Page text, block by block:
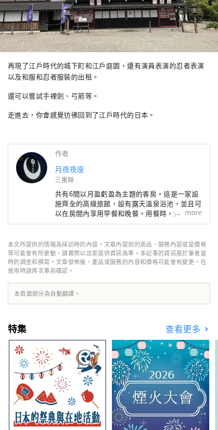
再現了江戶時代的城下町和江戶庭園，還有演員表演的忍者表演
以及和服和忍者服裝的出租。
還可以嘗試手裡劍、弓箭等。
走進去，你會感覺彷彿回到了江戶時代的日本。
作者
月夜夜座
三重縣
共有6間以月盈虧盈為主題的客房。這是一家設
施齊全的高級旅館，設有露天溫泉浴池，並且可
以在房間內享用早餐和晚餐。用餐時，您可以享
用使用松阪牛和伊勢龍蝦等大量伊勢志摩食材的
more
本文所提供的情報為採訪時的內容。文章內提到的商品、服務內容或是價格
等可能會有所更動，請實際以店家提供資訊為準。本記事的資訊基於筆者當
時的調查和撰寫。文章發佈後，產品或服務的內容和價格可能會有變更，在
使用時請再次事前確認。
本頁面部分為自動翻譯。
特集 查看更多